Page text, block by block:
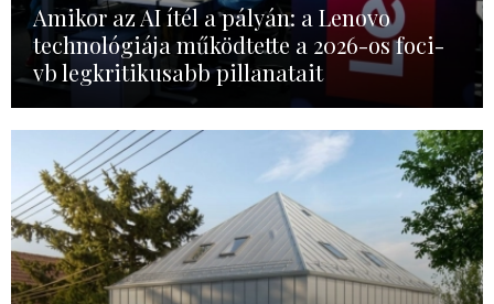
Amikor az AI ítél a pályán: a Lenovo
technológiája működtette a 2026-os foci-
vb legkritikusabb pillanatait